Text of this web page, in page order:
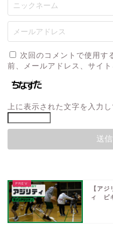
次回のコメントで使用す
前、メールアドレス、サイト
上に表示された文字を入力し
【ア
ィ ビ